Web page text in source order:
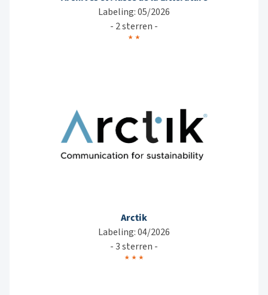
Labeling: 05/2026
- 2 sterren -
Arctik
Labeling: 04/2026
- 3 sterren -